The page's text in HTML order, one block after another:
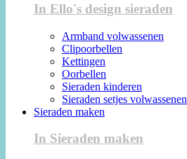
In Ello's design sieraden
Armband volwassenen
Clipoorbellen
Kettingen
Oorbellen
Sieraden kinderen
Sieraden setjes volwassenen
Sieraden maken
In Sieraden maken